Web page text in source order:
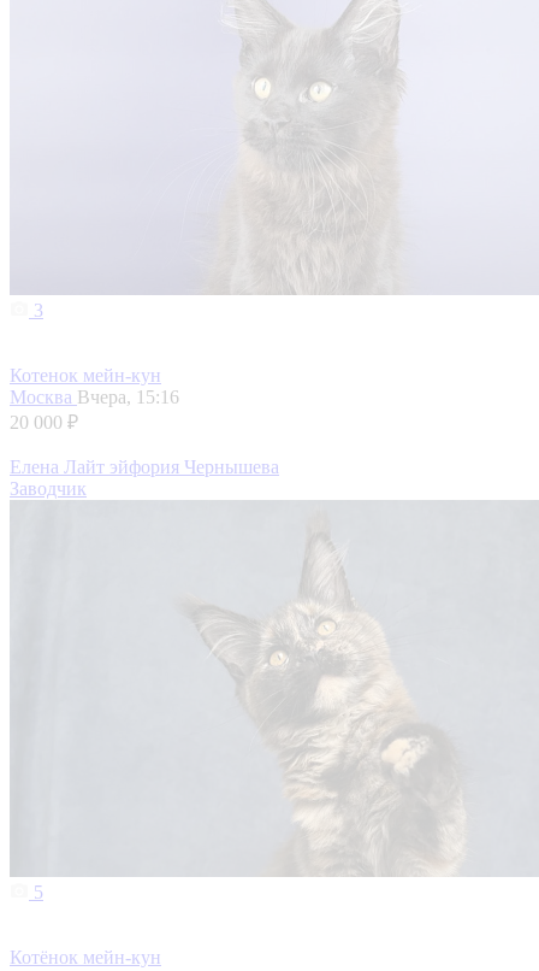
3
Котенок мейн-кун
Москва Вчера, 15:16
20 000 ₽
Елена Лайт эйфория Чернышева
Заводчик
5
Котёнок мейн-кун